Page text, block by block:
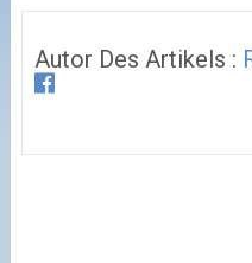
Autor Des Artikels :